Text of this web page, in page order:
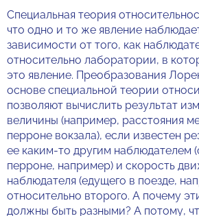
Специальная теория
что одно и то же явление
зависимости от того, как
относительно лаборатории, в
это явление. Преобразования
основе специальной теории
позволяют вычислить результат
величины (например, расстояния
перроне вокзала), если известен
ее каким-то другим наблюдателем
перроне, например) и скорость
наблюдателя (едущего в поезде,
относительно второго. А почему
должны быть разными? А потому,